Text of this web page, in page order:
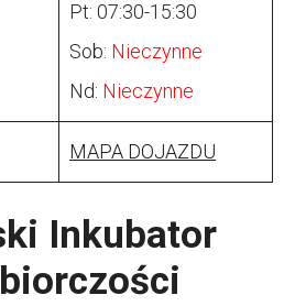
Pt: 07:30-15:30
Sob: Nieczynne
Nd: Nieczynne
MAPA DOJAZDU
Inkubator